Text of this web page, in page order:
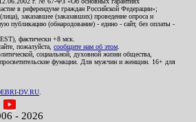
в референдуме граждан Российской Федерации»;
заказавшее (заказавших) проведение опроса и
публикацию (обнародование) - едино - сайт, без оплаты -
фактически +8 мск.
пожалуйста, сообщите нам об этом
социальной, духовной жизни общества,
функции. Для мужчин и женщин. 16+ для
DV.RU
- 2026